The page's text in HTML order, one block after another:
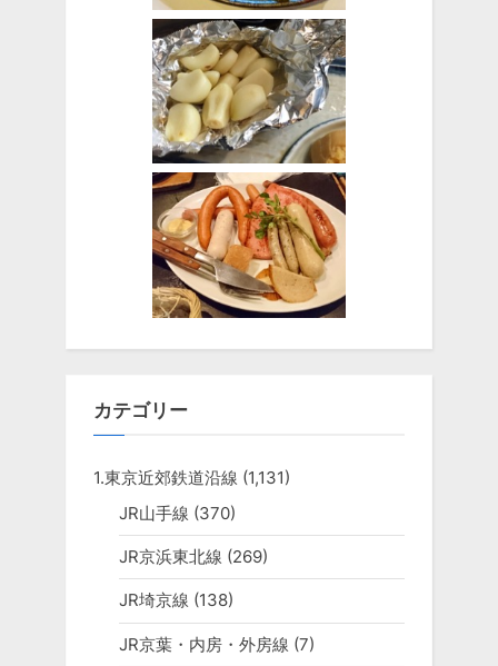
カテゴリー
1.東京近郊鉄道沿線 (1,131)
JR山手線 (370)
JR京浜東北線 (269)
JR埼京線 (138)
JR京葉・内房・外房線 (7)